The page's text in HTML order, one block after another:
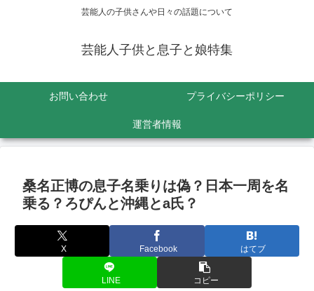
芸能人の子供さんや日々の話題について
芸能人子供と息子と娘特集
お問い合わせ プライバシーポリシー
運営者情報
桑名正博の息子名乗りは偽？日本一周を名
乗る？ろぴんと沖縄とa氏？
X Facebook はてブ
LINE コピー